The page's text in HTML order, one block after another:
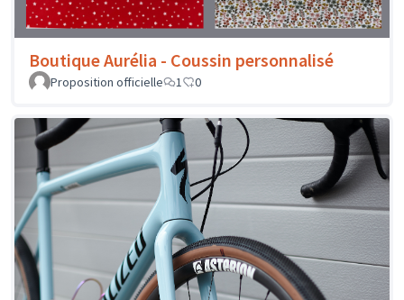
Boutique Aurélia - Coussin personnalisé
Proposition officielle 1 0